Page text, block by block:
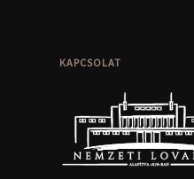
KAPCSOLAT